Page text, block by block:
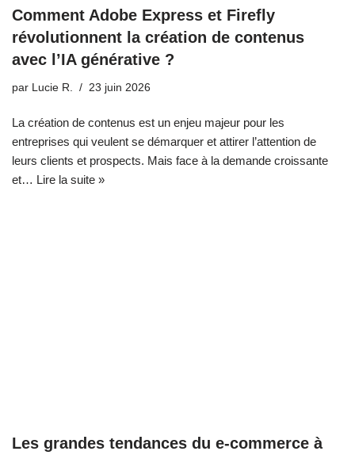
Comment Adobe Express et Firefly
révolutionnent la création de contenus
avec l’IA générative ?
par Lucie R. 23 juin 2026
La création de contenus est un enjeu majeur pour les
entreprises qui veulent se démarquer et attirer l’attention de
leurs clients et prospects. Mais face à la demande croissante
et… Lire la suite »
Les grandes tendances du e-commerce à